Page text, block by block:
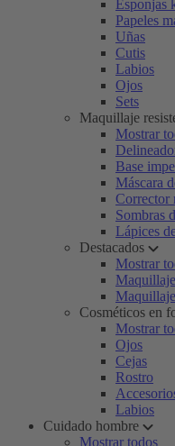
Esponjas
Papeles
Uñas
Cutis
Labios
Ojos
Sets
Maquillaje
Mostrar
Base
Máscara
Corrector
Sombras
Lápices
Destacados
Mostrar
Cosméticos en
Mostrar
Ojos
Cejas
Rostro
Labios
Cuidado hombre
Mostrar todos